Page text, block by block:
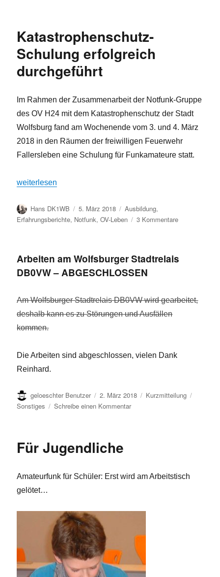
Katastrophenschutz-
Schulung erfolgreich
durchgeführt
Im Rahmen der Zusammenarbeit der Notfunk-Gruppe
des OV H24 mit dem Katastrophenschutz der Stadt
Wolfsburg fand am Wochenende vom 3. und 4. März
2018 in den Räumen der freiwilligen Feuerwehr
Fallersleben eine Schulung für Funkamateure statt.
„Katastrophenschutz-Schulung erfolgreich durchgeführt“
weiterlesen
Autor
Hans DK1WB
Veröffentlicht
am
5. März 2018 Kategorien
Ausbildung,
Erfahrungsberichte, Notfunk,OV-Leben 3 Kommentarezu
durchgeführt
Arbeiten am Wolfsburger Stadtrelais
DB0VW – ABGESCHLOSSEN
Am Wolfsburger Stadtrelais DB0VW wird gearbeitet,
deshalb kann es zu Störungen und Ausfällen
kommen.
Die Arbeiten sind abgeschlossen, vielen Dank
Reinhard.
Autor
geloeschter Benutzer
Veröffentlicht
am
2. März 2018 Format
Kurzmitteilung
Sonstiges
Schreibe einen Kommentarzu
ABGESCHLOSSEN
Für Jugendliche
Amateurfunk für Schüler: Erst wird am Arbeitstisch
gelötet…